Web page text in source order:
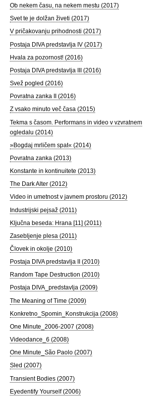
Ob nekem času, na nekem mestu (2017)
Svet te je dolžan živeti (2017)
V pričakovanju prihodnosti (2017)
Postaja DIVA predstavlja IV (2017)
Hvala za pozornost! (2016)
Postaja DIVA predstavlja III (2016)
Svež pogled (2016)
Povratna zanka II (2016)
Z vsako minuto več časa (2015)
Tekma s časom. Performans in video v vzvratnem
ogledalu (2014)
»Bogdaj mrličem spat« (2014)
Povratna zanka (2013)
Konstante in kontinuitete (2013)
The Dark Alter (2012)
Video in umetnost v javnem prostoru (2012)
Industrijski pejsaž (2011)
Ključna beseda: Hrana [11] (2011)
Zasebljenje plesa (2011)
Človek in okolje (2010)
Postaja DIVA predstavlja II (2010)
Random Tape Destruction (2010)
Postaja DIVA_predstavlja (2009)
The Meaning of Time (2009)
Konkretno_Spomin_Konstrukcija (2008)
One Minute_2006-2007 (2008)
Videodance_6 (2008)
One Minute_São Paolo (2007)
Sled (2007)
Transient Bodies (2007)
Eyedentify Yourself (2006)